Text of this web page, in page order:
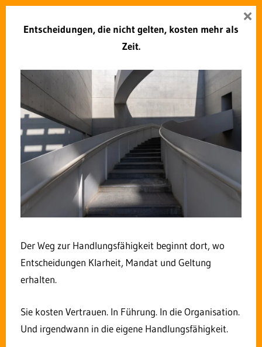
Zum
Zukunft Verwaltung Menü
SCHLAGWORT:HESSEN
Digitale Verwaltung – Das
Beispiel Servicekonto Hessen
25. APRIL 2019
ROLF DINDORF
KOMMENTAR HINTERLASSEN
Entscheidungen, die nicht gelten, kosten mehr als
Zeit.
Der Weg zur Handlungsfähigkeit beginnt dort, wo
Entscheidungen Klarheit, Mandat und Geltung
erhalten.
Sie kosten Vertrauen. In Führung. In die Organisation.
Und irgendwann in die eigene Handlungsfähigkeit.
×